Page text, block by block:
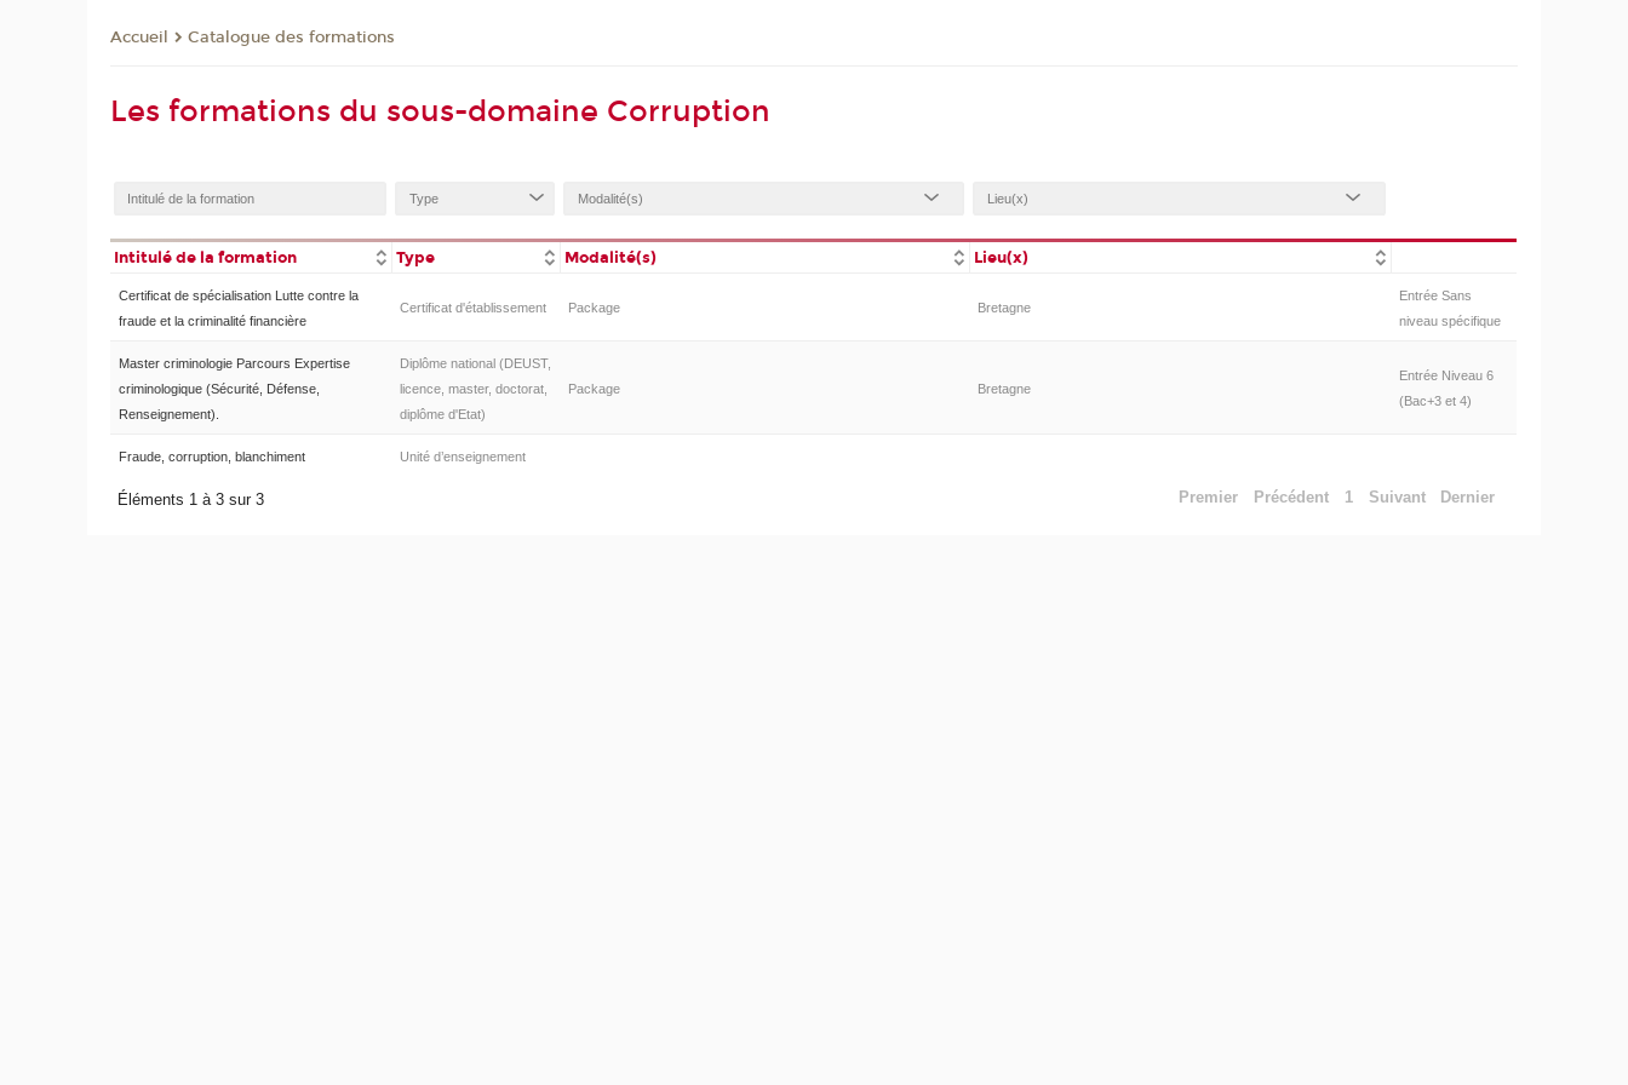
Accueil Catalogue des formations
Les formations du sous-domaine Corruption
Intitulé de la formation Type Modalité(s) Lieu(x)
Certificat de spécialisation Lutte contre la
fraude et la criminalité financière
Certificat d'établissement Package Bretagne
Entrée Sans
niveau spécifique
Master criminologie Parcours Expertise
criminologique (Sécurité, Défense,
Renseignement).
Diplôme national (DEUST,
licence, master, doctorat,
diplôme d'Etat)
Package Bretagne
Entrée Niveau 6
(Bac+3 et 4)
Fraude, corruption, blanchiment Unité d’enseignement
Éléments 1 à 3 sur 3 Premier Précédent 1 Suivant Dernier